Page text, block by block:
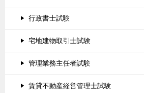
行政書士試験
宅地建物取引士試験
管理業務主任者試験
賃貸不動産経営管理士試験